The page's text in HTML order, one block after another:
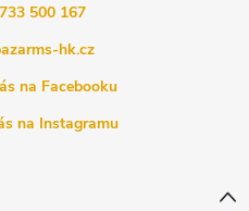
hk.cz
500 167
na Facebooku
na Instagramu